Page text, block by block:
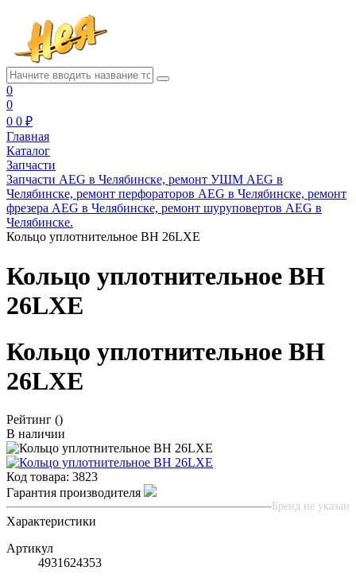
0
0
0 0 ₽
Главная
Каталог
Запчасти
Запчасти AEG в Челябинске, ремонт УШМ AEG в
Челябинске, ремонт перфораторов AEG в Челябинске, ремонт
фрезера AEG в Челябинске, ремонт шуруповертов AEG в
Челябинске.
Кольцо уплотнительное BH 26LXE
Кольцо уплотнительное BH
26LXE
Кольцо уплотнительное BH
26LXE
Рейтинг ()
В наличии
Код товара: 3823
Гарантия производителя
Бренд не указан
Характеристики
Артикул
4931624353